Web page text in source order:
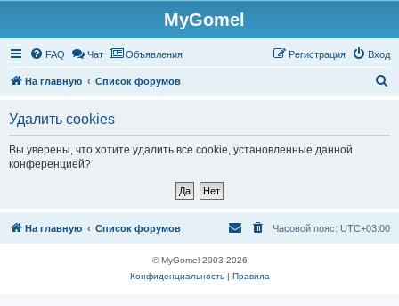
MyGomel
FAQ Чат Объявления Вход
Регистрация
На главную Список форумов
Удалить cookies
Вы уверены, что хотите удалить все cookie, установленные данной
конференцией?
На главную Список форумов Часовой пояс: UTC+03:00
© MyGomel 2003-2026
Конфиденциальность| Правила